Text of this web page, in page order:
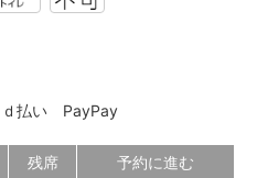
ｄ払い PayPay
残席 予約に進む